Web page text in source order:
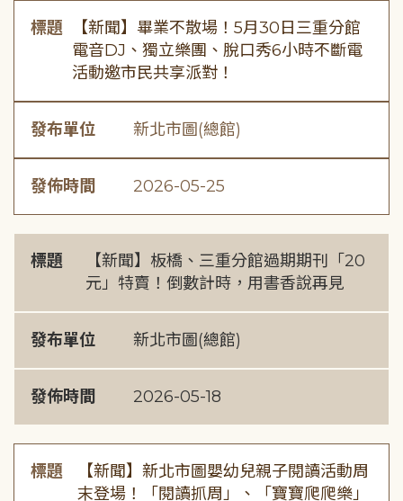
標題
【新聞】畢業不散場！5月30日三重分館
電音DJ、獨立樂團、脫口秀6小時不斷電
活動邀市民共享派對！
發布單位 新北市圖(總館)
發佈時間 2026-05-25
標題
【新聞】板橋、三重分館過期期刊「20
元」特賣！倒數計時，用書香說再見
發布單位 新北市圖(總館)
發佈時間 2026-05-18
標題
【新聞】新北市圖嬰幼兒親子閱讀活動周
末登場！「閱讀抓周」、「寶寶爬爬樂」